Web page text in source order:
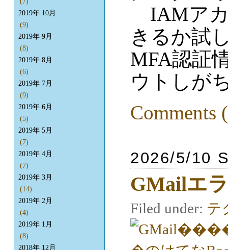
IAMアカ
きるか試
MFA認証
ウトしが
Comments
2026/5/10
GMailエ
Filed under: テ
2019年 10月
(9)
2019年 9月
(8)
2019年 8月
(6)
2019年 7月
(9)
2019年 6月
(5)
2019年 5月
(7)
2019年 4月
(7)
2019年 3月
(14)
2019年 2月
(4)
2019年 1月
(8)
2018年 12月